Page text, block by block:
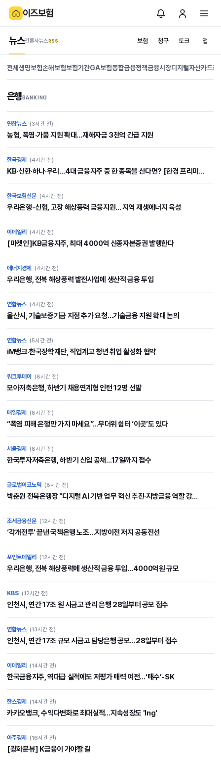
이즈보험
보험 청구
뉴스언론사뉴스.RSS 토크 앱
is
보
험
News
스와 정보
전체 생명보험손해보험보험기관GA보험종합금융정책금융시장디지털자산카드캐
은행BANKING
연합뉴스 (3시간 전)
농협, 폭염·가뭄 지원 확대…재해자금 3천억 긴급 지원
한국경제 (4시간 전)
KB·신한·하나·우리…4대 금융지주 중 한 종목을 산다면? [한경 프리미...
한국보험신문 (4시간 전)
우리은행-신협, 고창 해상풍력 금융지원… 지역 재생에너지 육성
이데일리 (4시간 전)
[마켓인]KB금융지주, 최대 4000억 신종자본증권 발행한다
에너지경제 (4시간 전)
우리은행, 전북 해상풍력 발전사업에 생산적 금융 투입
연합뉴스 (4시간 전)
울산시, 기술보증기금 지점 추가 요청…기술금융 지원 확대 논의
연합뉴스 (5시간 전)
iM뱅크·한국장학재단, 직업계고 청년 취업 활성화 협약
워크투데이 (8시간 전)
모아저축은행, 하반기 채용연계형 인턴 12명 선발
매일경제 (8시간 전)
“폭염 피해 은행만 가지 마세요”…무더위 쉼터 ‘이곳’도 있다
서울경제 (8시간 전)
한국투자저축은행, 하반기 신입 공채…17일까지 접수
글로벌이코노믹 (8시간 전)
박춘원 전북은행장 "디지털 AI 기반 업무 혁신 추진·지방금융 역할 강...
조세금융신문 (12시간 전)
‘각개전투’ 끝낸 국책은행 노조…지방이전 저지 공동전선
포인트데일리 (12시간 전)
우리은행, 전북 해상풍력에 생산적 금융 투입…4000억원 규모
KBS (12시간 전)
인천시, 연간 17조 원 시금고 관리 은행 28일부터 공모 접수
연합뉴스 (13시간 전)
인천시, 연간 17조 규모 시금고 담당은행 공모…28일부터 접수
이데일리 (14시간 전)
한국금융지주, 역대급 실적에도 저평가 매력 여전…‘매수’-SK
한스경제 (14시간 전)
카카오뱅크, 수익다변화로 최대실적…지속성장도 'Ing'
아주경제 (16시간 전)
[광화문뷰] K금융이 가야할 길